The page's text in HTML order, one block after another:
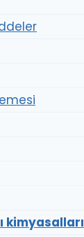
kimyasalları